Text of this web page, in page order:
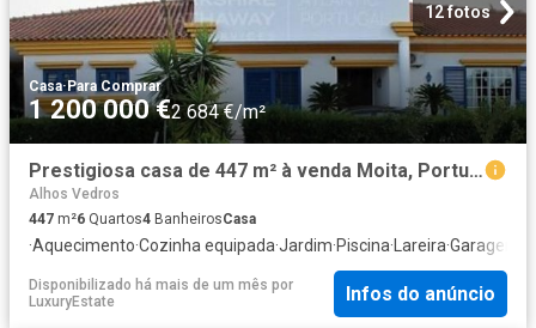
12 fotos
Casa·Para Comprar
1 200 000 €2 684 €/m²
Prestigiosa casa de 447 m² à venda Moita, Portugal
Alhos Vedros
447 m²6 Quartos4 BanheirosCasa
·Aquecimento·Cozinha equipada·Jardim·Piscina·Lareira·Garagem
Disponibilizado há mais de um mês por
LuxuryEstate
Infos do anúncio